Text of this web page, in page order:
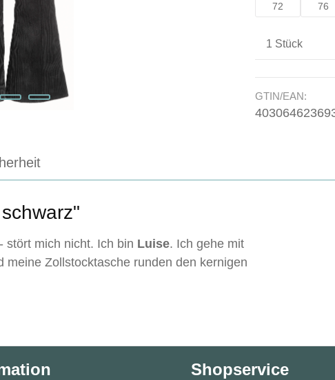
72 76
Produkt
GTIN/EAN:
stört mich nicht. Ich bin Luise. Ich gehe mit
Zollstocktasche runden den kernigen
Shopservice